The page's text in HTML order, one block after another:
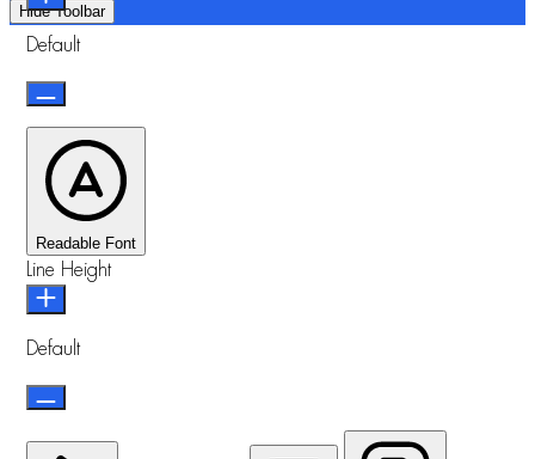
Hide Toolbar
Default
Readable Font
Line Height
Default